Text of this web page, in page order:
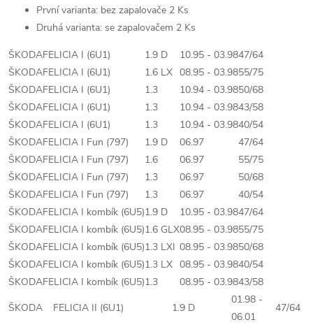
První varianta: bez zapalovače 2 Ks
Druhá varianta: se zapalovačem 2 Ks
ŠKODAFELICIA I (6U1) 1.9 D 10.95 - 03.9847/64
ŠKODAFELICIA I (6U1) 1.6 LX 08.95 - 03.9855/75
ŠKODAFELICIA I (6U1) 1.3 10.94 - 03.9850/68
ŠKODAFELICIA I (6U1) 1.3 10.94 - 03.9843/58
ŠKODAFELICIA I (6U1) 1.3 10.94 - 03.9840/54
ŠKODAFELICIA I Fun (797) 1.9 D 06.97
47/64
ŠKODAFELICIA I Fun (797) 1.6 06.97
55/75
ŠKODAFELICIA I Fun (797) 1.3 06.97
50/68
ŠKODAFELICIA I Fun (797) 1.3 06.97
40/54
ŠKODAFELICIA I kombík (6U5)1.9 D 10.95 - 03.9847/64
ŠKODAFELICIA I kombík (6U5)1.6 GLX08.95 - 03.9855/75
ŠKODAFELICIA I kombík (6U5)1.3 LXI 08.95 - 03.9850/68
ŠKODAFELICIA I kombík (6U5)1.3 LX 08.95 - 03.9840/54
ŠKODAFELICIA I kombík (6U5)1.3 08.95 - 03.9843/58
ŠKODA
FELICIA II (6U1) 1.9 D
01.98 -
06.01
47/64